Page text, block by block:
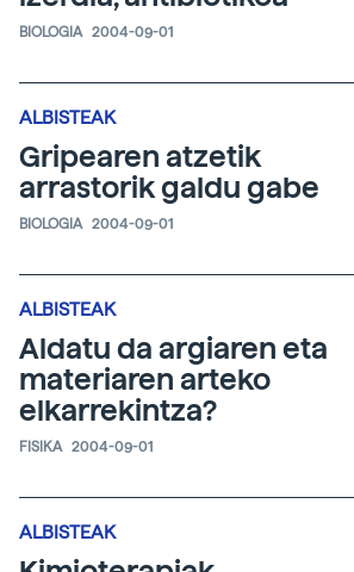
BIOLOGIA 2004-09-01
ALBISTEAK
Gripearen atzetik
arrastorik galdu gabe
BIOLOGIA 2004-09-01
ALBISTEAK
Aldatu da argiaren eta
materiaren arteko
elkarrekintza?
FISIKA 2004-09-01
ALBISTEAK